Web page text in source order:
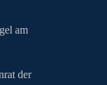
.c
m
am
der